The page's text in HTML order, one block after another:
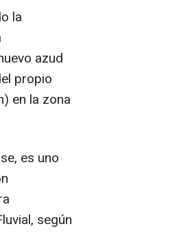
la
azud
propio
en la zona
es uno
según